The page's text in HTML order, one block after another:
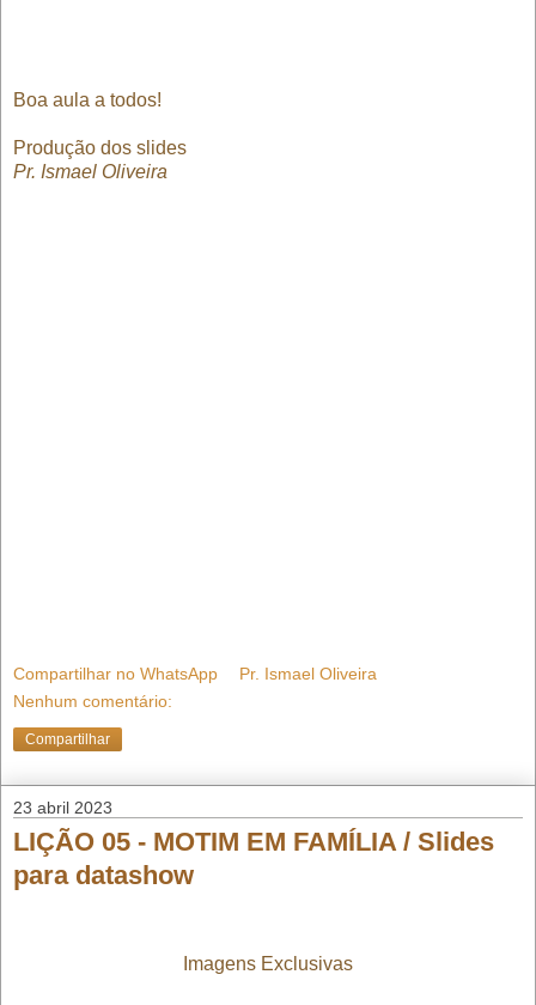
Boa aula a todos!
Produção dos slides
Pr. Ismael Oliveira
Compartilhar no WhatsApp
Pr. Ismael Oliveira
Nenhum comentário:
Compartilhar
23 abril 2023
LIÇÃO 05 - MOTIM EM FAMÍLIA / Slides
para datashow
Imagens Exclusivas